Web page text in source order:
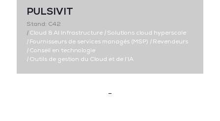
PULSIVIT
Stand: C42
|Cloud & AI Infrastructure |Solutions cloud hyperscale
|Fournisseurs de services managés (MSP) |Revendeurs
|Conseil en technologie
|Outils de gestion du Cloud et de l’IA
-